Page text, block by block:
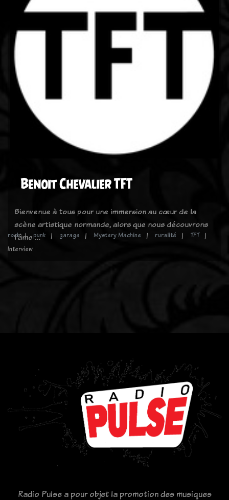
Benoit Chevalier TFT
Bienvenue à tous pour une immersion au cœur de la
scène artistique normande, alors que nous découvrons
l'âme …
rock punk garage Mystery Machine ruralité
TFT
Interview
Radio Pulse a pour objet la promotion des musiques